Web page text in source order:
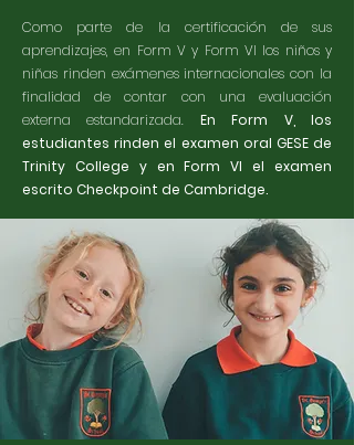
Como parte de la certificación de sus
aprendizajes, en Form V y Form VI los niños y
niñas rinden exámenes internacionales con la
finalidad de contar con una evaluación
externa estandarizada. En Form V, los
estudiantes rinden el examen oral GESE de
Trinity College y en Form VI el examen
escrito Checkpoint de Cambridge.